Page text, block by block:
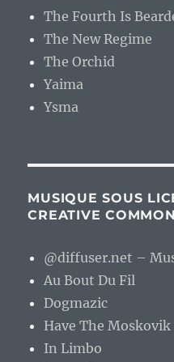
The Fourth Is
The New Regime
The Orchid
Yaima
Ysma
MUSIQUE SOUS
CREATIVE
@diffuser.net –
Au Bout Du Fil
Dogmazic
Have The Moskovik
In Limbo